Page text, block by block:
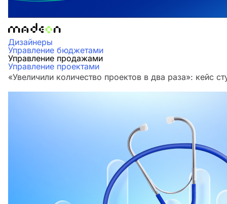
Дизайнеры
Управление бюджетами
Управление продажами
Управление проектами
«Увеличили количество проектов в два раза»‎: кейс